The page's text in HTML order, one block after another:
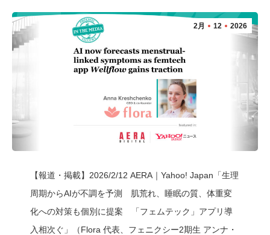
2月 12 2026
【報道・掲載】2026/2/12 AERA｜Yahoo! Japan「生理
周期からAIが不調を予測 肌荒れ、睡眠の質、体重変
化への対策も個別に提案 「フェムテック」アプリ導
入相次ぐ」（Flora 代表、フェニクシー2期生 アンナ・